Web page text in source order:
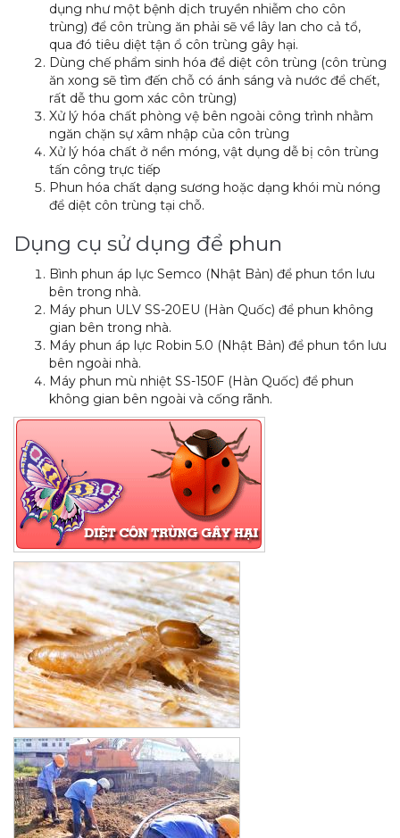
dụng như một bệnh dịch truyền nhiễm cho côn
trùng) để côn trùng ăn phải sẽ về lây lan cho cả tổ,
qua đó tiêu diệt tận ổ côn trùng gây hại.
Dùng chế phẩm sinh hóa để diệt côn trùng (côn trùng
ăn xong sẽ tìm đến chỗ có ánh sáng và nước để chết,
rất dễ thu gom xác côn trùng)
Xử lý hóa chất phòng vệ bên ngoài công trình nhằm
ngăn chặn sự xâm nhập của côn trùng
Xử lý hóa chất ở nền móng, vật dụng dễ bị côn trùng
tấn công trực tiếp
Phun hóa chất dạng sương hoặc dạng khói mù nóng
để diệt côn trùng tại chỗ.
Dụng cụ sử dụng để phun
Bình phun áp lực Semco (Nhật Bản) để phun tồn lưu
bên trong nhà.
Máy phun ULV SS-20EU (Hàn Quốc) để phun không
gian bên trong nhà.
Máy phun áp lực Robin 5.0 (Nhật Bản) để phun tồn lưu
bên ngoài nhà.
Máy phun mù nhiệt SS-150F (Hàn Quốc) để phun
không gian bên ngoài và cống rãnh.